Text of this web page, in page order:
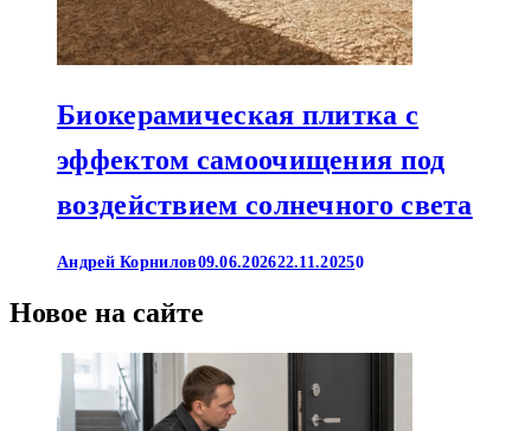
Биокерамическая плитка с
эффектом самоочищения под
воздействием солнечного света
Андрей Корнилов09.06.202622.11.20250
Новое на сайте